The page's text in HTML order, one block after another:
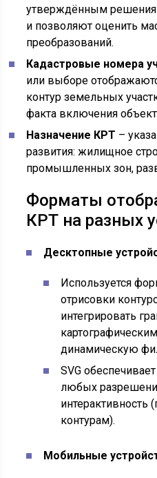
утверждённым
и позволяют оценить
преобразований.
Кадастровые номера
или выборе
контур земельных
факта включения
Назначение КРТ –
развития: жилищное
промышленных зон,
Форматы
КРТ на разных
Десктопные
Используется
отрисовки
интегрировать
динамическую
SVG
любых
интерактивность
контурам).
Мобильные